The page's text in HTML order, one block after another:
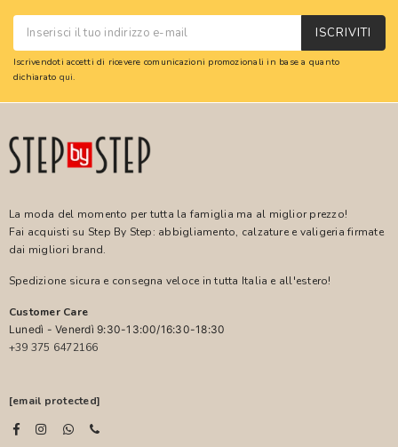
ISCRIVITI
Iscrivendoti accetti di ricevere comunicazioni promozionali in base a quanto
dichiarato qui.
La moda del momento per tutta la famiglia ma al miglior prezzo!
Fai acquisti su Step By Step: abbigliamento, calzature e valigeria firmate
dai migliori brand.
Spedizione sicura e consegna veloce in tutta Italia e all'estero!
Customer Care
Lunedì - Venerdì 9:30-13:00/16:30-18:30
+39 375 6472166
[email protected]